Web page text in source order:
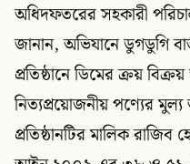
অধিদফতরের সহকারী
জানান, অভিযানে ডুগডুগি
প্রতিষ্ঠানে ডিমের ক্রয়
নিত্যপ্রয়োজনীয় পণ্যের মুল্য
প্রতিষ্ঠানটির মালিক